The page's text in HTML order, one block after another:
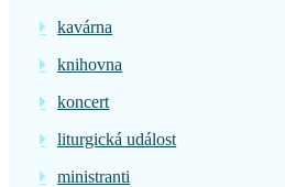
kavárna
knihovna
koncert
liturgická událost
ministranti